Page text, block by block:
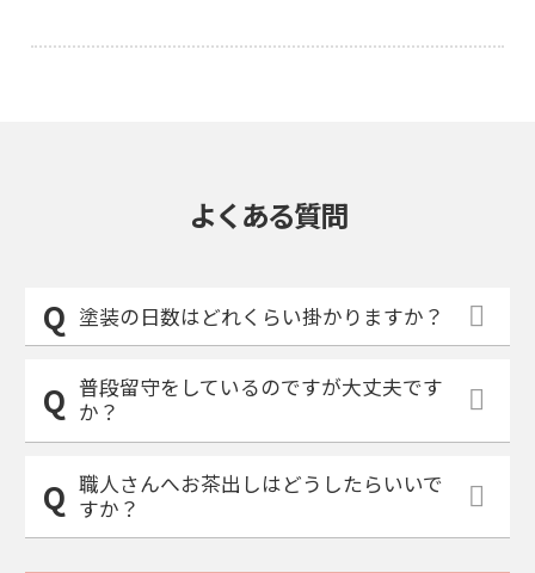
よくある質問
塗装の日数はどれくらい掛かりますか？
普段留守をしているのですが大丈夫です
か？
職人さんへお茶出しはどうしたらいいで
すか？